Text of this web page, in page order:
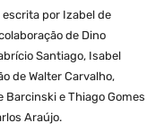
escrita por Izabel de
de Dino
Santiago, Isabel
de Walter Carvalho,
Barcinski e Thiago Gomes
Araújo.